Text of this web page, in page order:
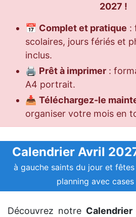
2027 !
📅 Complet et pratique :
scolaires, jours fériés et
inclus.
🖨️ Prêt à imprimer :
A4 portrait.
📥 Téléchargez-le
organiser votre mois en
Calendrier Avril
à gauche saints du jour et
planning avec
Découvrez notre